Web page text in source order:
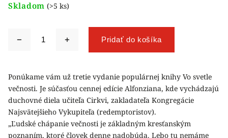
Skladom (>5 ks)
Pridať do košíka
Ponúkame vám už tretie vydanie populárnej knihy Vo svetle
večnosti. Je súčasťou cennej edície Alfonziana, kde vychádzajú
duchovné diela učiteľa Cirkvi, zakladateľa Kongregácie
Najsvätejšieho Vykupiteľa (redemptoristov).
„Ľudské chápanie večnosti je základným kresťanským
poznaním, ktoré človek denne nadobúda. Lebo tu nemáme